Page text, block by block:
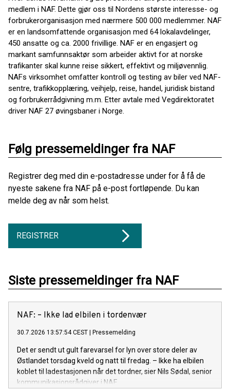
medlem i NAF. Dette gjør oss til Nordens største interesse- og
forbrukerorganisasjon med nærmere 500 000 medlemmer. NAF
er en landsomfattende organisasjon med 64 lokalavdelinger,
450 ansatte og ca. 2000 frivillige. NAF er en engasjert og
markant samfunnsaktør som arbeider aktivt for at norske
trafikanter skal kunne reise sikkert, effektivt og miljøvennlig.
NAFs virksomhet omfatter kontroll og testing av biler ved NAF-
sentre, trafikkopplæring, veihjelp, reise, handel, juridisk bistand
og forbrukerrådgivning m.m. Etter avtale med Vegdirektoratet
driver NAF 27 øvingsbaner i Norge.
Følg pressemeldinger fra NAF
Registrer deg med din e-postadresse under for å få de
nyeste sakene fra NAF på e-post fortløpende. Du kan
melde deg av når som helst.
REGISTRER
Siste pressemeldinger fra NAF
NAF: – Ikke lad elbilen i tordenvær
30.7.2026 13:57:54 CEST Pressemelding
Det er sendt ut gult farevarsel for lyn over store deler av
Østlandet torsdag kveld og natt til fredag. – Ikke ha elbilen
koblet til ladestasjonen når det tordner, sier Nils Sødal, senior
kommunikasjonsrådgiver i NAF.